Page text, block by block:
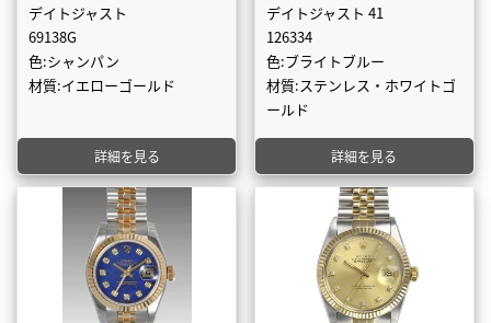
デイトジャスト
69138G
色:シャンパン
材質:イエローゴールド
詳細を見る
デイトジャスト 41
126334
色:ブライトブルー
材質:ステンレス・ホワイトゴ
ールド
詳細を見る